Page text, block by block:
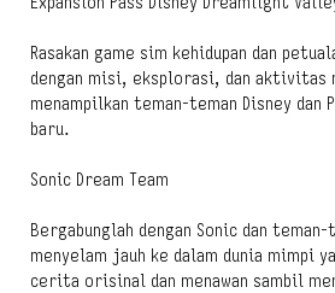
Rasakan game sim kehidupan dan
dengan misi, eksplorasi, dan aktivitas
menampilkan teman-teman Disney dan
baru.
Sonic Dream Team
Bergabunglah dengan Sonic dan
menyelam jauh ke dalam dunia mimpi
cerita orisinal dan menawan sambil